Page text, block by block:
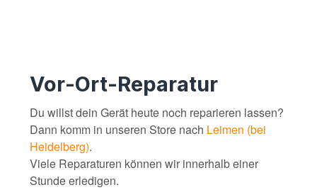
Vor-Ort-Reparatur
Du willst dein Gerät heute noch reparieren lassen?
Dann komm in unseren Store nach Leimen (bei
Heidelberg).
Viele Reparaturen können wir innerhalb einer
Stunde erledigen.